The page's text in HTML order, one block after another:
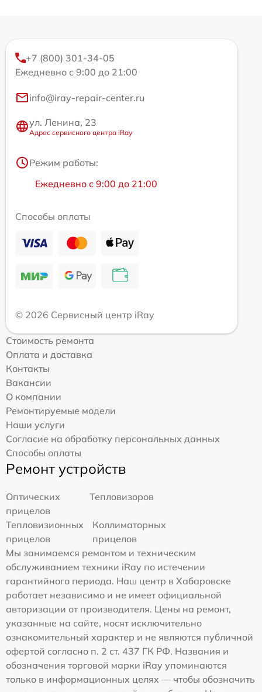
+7 (800) 301-34-05
Ежедневно с 9:00 до 21:00
info@iray-repair-center.ru
ул. Ленина, 23
Адрес сервисного центра iRay
Режим работы:
Ежедневно с 9:00 до 21:00
Способы оплаты
© 2026 Сервисный центр iRay
Стоимость ремонта
Оплата и доставка
Контакты
Вакансии
О компании
Ремонтируемые модели
Наши услуги
Согласие на обработку персональных данных
Способы оплаты
Ремонт устройств
Оптических
прицелов
Тепловизоров
Тепловизионных
прицелов
Коллиматорных
прицелов
Мы занимаемся ремонтом и техническим
обслуживанием техники iRay по истечении
гарантийного периода. Наш центр в Хабаровске
работает независимо и не имеет официальной
авторизации от производителя. Цены на ремонт,
указанные на сайте, носят исключительно
ознакомительный характер и не являются публичной
офертой согласно п. 2 ст. 437 ГК РФ. Названия и
обозначения торговой марки iRay упоминаются
только в информационных целях — чтобы обозначить